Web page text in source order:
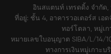
อินสแตนท์ เทรดดิ้ง จำกัด,
ที่อยู่: ชั้น 4, อาคารวอเตอร์ส เอ
ทอร์โตลา, หมู่เ
หมายเลขใบอนุญาต SIBA/L/14/
ทางการเงินหมู่เกาะบ